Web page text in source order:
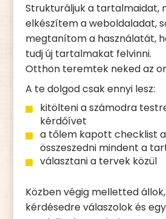
Strukturáljuk a tartalmaidat,
elkészítem a weboldaladat,
megtanítom a használatát,
tudj új tartalmakat felvinni.
Otthon teremtek neked az
A te dolgod csak ennyi lesz:
kitölteni a számodra
kérdőívet
a tőlem kapott checklist
összeszedni mindent a
választani a tervek közül
Közben végig melletted
kérdésedre válaszolok és